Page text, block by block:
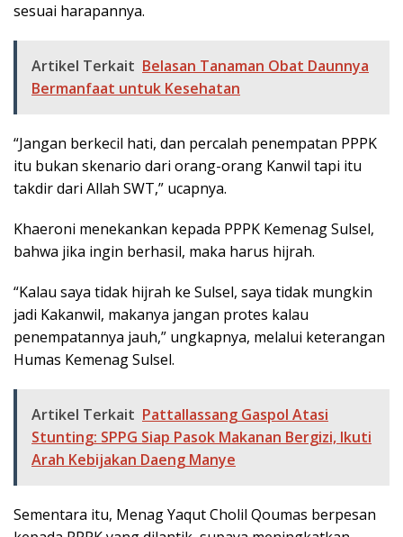
sesuai harapannya.
Artikel Terkait Belasan Tanaman Obat Daunnya
Bermanfaat untuk Kesehatan
“Jangan berkecil hati, dan percalah penempatan PPPK
itu bukan skenario dari orang-orang Kanwil tapi itu
takdir dari Allah SWT,” ucapnya.
Khaeroni menekankan kepada PPPK Kemenag Sulsel,
bahwa jika ingin berhasil, maka harus hijrah.
“Kalau saya tidak hijrah ke Sulsel, saya tidak mungkin
jadi Kakanwil, makanya jangan protes kalau
penempatannya jauh,” ungkapnya, melalui keterangan
Humas Kemenag Sulsel.
Artikel Terkait Pattallassang Gaspol Atasi
Stunting: SPPG Siap Pasok Makanan Bergizi, Ikuti
Arah Kebijakan Daeng Manye
Sementara itu, Menag Yaqut Cholil Qoumas berpesan